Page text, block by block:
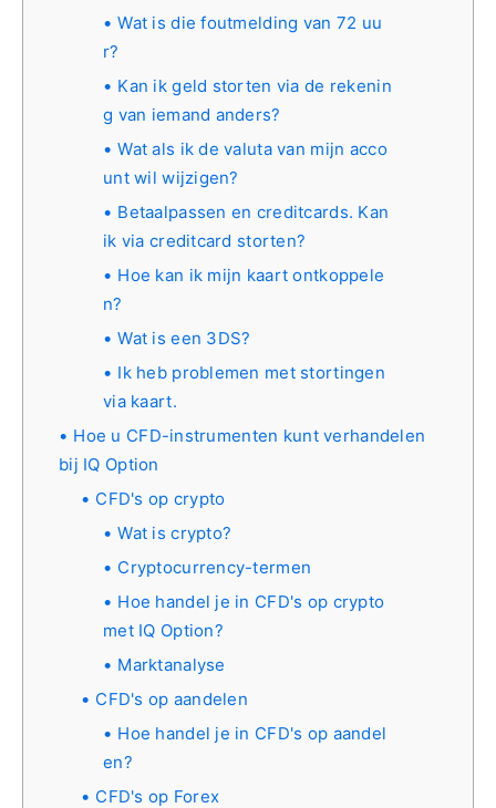
Wat is die foutmelding van 72 uu
r?
Kan ik geld storten via de rekenin
g van iemand anders?
Wat als ik de valuta van mijn acco
unt wil wijzigen?
Betaalpassen en creditcards. Kan
ik via creditcard storten?
Hoe kan ik mijn kaart ontkoppele
n?
Wat is een 3DS?
Ik heb problemen met stortingen
via kaart.
Hoe u CFD-instrumenten kunt verhandelen
bij IQ Option
CFD's op crypto
Wat is crypto?
Cryptocurrency-termen
Hoe handel je in CFD's op crypto
met IQ Option?
Marktanalyse
CFD's op aandelen
Hoe handel je in CFD's op aandel
en?
CFD's op Forex